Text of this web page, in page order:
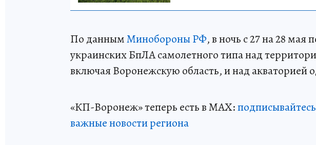
По даннымМинобороны РФ, в ночь с 27 на 28
украинских БпЛА самолетного типа над
включая Воронежскую область, и над акваторией
«КП-Воронеж» теперь есть в МАХ:
важные новости региона